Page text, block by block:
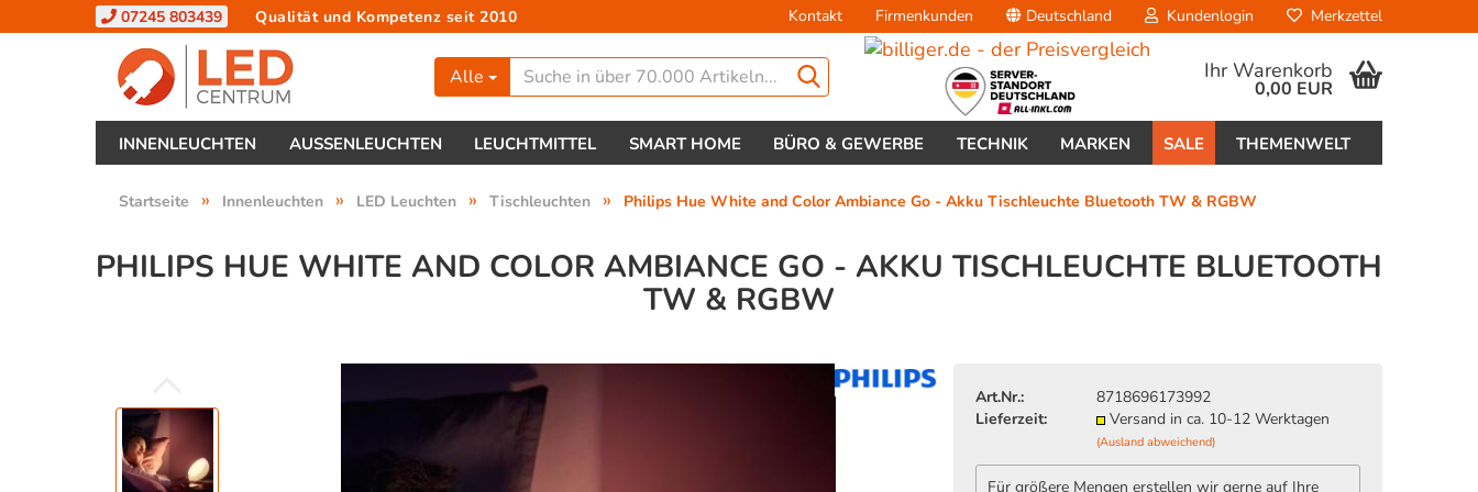
07245 803439 Qualität und Kompetenz seit 2010 Kontakt Firmenkunden Deutschland
Lieferland
Kundenlogin
Passwort vergessen?
Merkzettel
Alle Ihr Warenkorb
0,00 EUR
INNENLEUCHTEN AUSSENLEUCHTEN LEUCHTMITTEL SMART HOME BÜRO & GEWERBE TECHNIK MARKEN SALE THEMENWELT
Startseite » Innenleuchten » LED Leuchten » Tischleuchten » Philips Hue White and Color Ambiance Go - Akku Tischleuchte Bluetooth TW & RGBW
PHILIPS HUE WHITE AND COLOR AMBIANCE GO - AKKU TISCHLEUCHTE BLUETOOTH
TW & RGBW
Art.Nr.:
8718696173992
Lieferzeit:
Versand in ca. 10-12 Werktagen
(Ausland abweichend)
Für größere Mengen erstellen wir gerne auf Ihre